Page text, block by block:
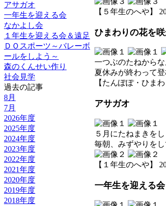
アサガオ
一年生を迎える会
なかよし会
１年生を迎える会＆遠足
ＤＯスポーツ～バレーボ
ールをしよう～
森のくんせい作り
社会見学
過去の記事
8月
7月
2026年度
2025年度
2024年度
2023年度
2022年度
2021年度
2020年度
2019年度
2018年度
【５年生のへや】
ひまわりの花を
一つぶのたねから
夏休みが終わって
【たんぽぽ・ひま
アサガオ
５月にたねまきをし
毎朝、みずやりを
【１年生のへや】
一年生を迎える会